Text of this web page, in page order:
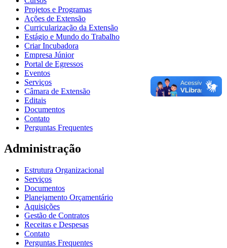
Projetos e Programas
Ações de Extensão
Curricularização da Extensão
Estágio e Mundo do Trabalho
Criar Incubadora
Empresa Júnior
Portal de Egressos
Eventos
Serviços
Câmara de Extensão
Editais
Documentos
Contato
Perguntas Frequentes
Administração
Estrutura Organizacional
Serviços
Documentos
Planejamento Orçamentário
Aquisições
Gestão de Contratos
Receitas e Despesas
Contato
Perguntas Frequentes